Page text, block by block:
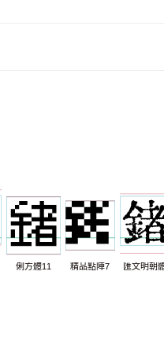
俐方體11 精品點陣7 匯文明朝